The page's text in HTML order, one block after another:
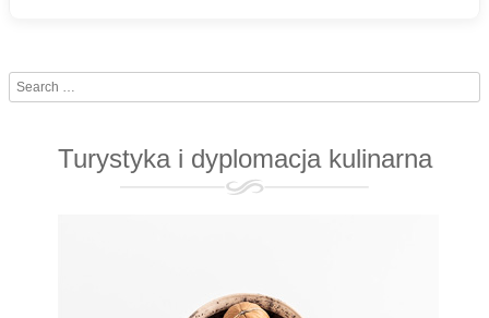
Search
Turystyka i dyplomacja kulinarna